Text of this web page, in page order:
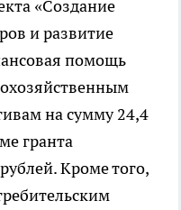
«Создание
и развитие
помощь
на сумму 24,4
гранта
Кроме того,